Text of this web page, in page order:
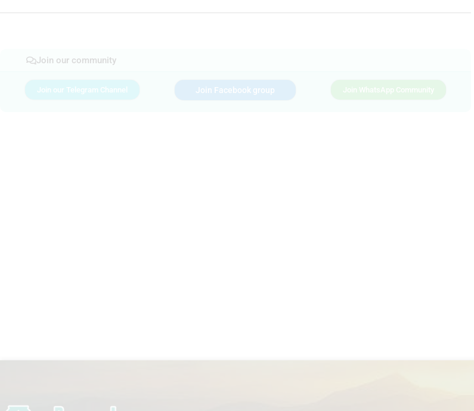
Join our community
Join our Telegram Channel Join Facebook group Join WhatsApp Community